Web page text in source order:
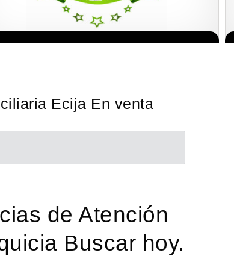
Ecija En venta
de Atención
Buscar hoy.